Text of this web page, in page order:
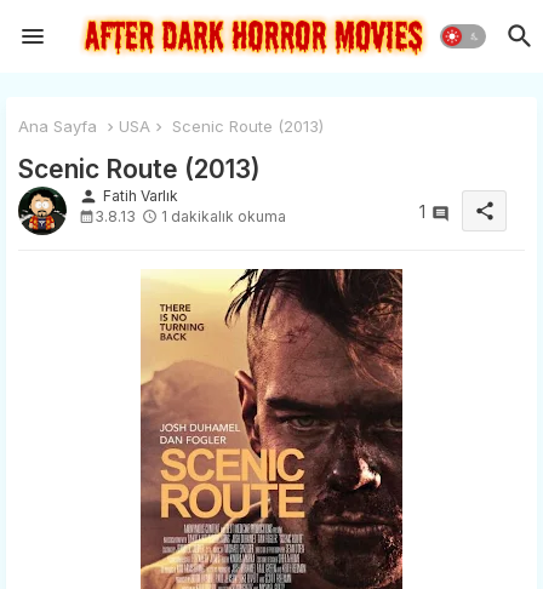
Ana Sayfa USA Scenic Route (2013)
Scenic Route (2013)
person Fatih Varlık
3.8.13
1 dakikalık okuma 1 share